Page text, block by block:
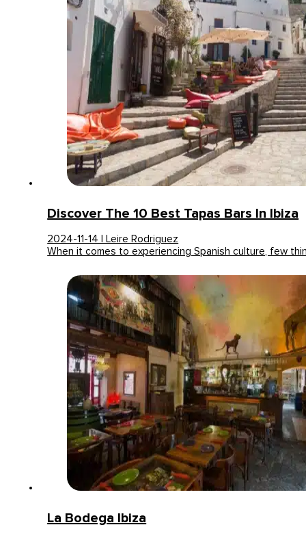
Discover The 10 Best Tapas Bars In Ibiza
2024-11-14 | Leire Rodriguez
When it comes to experiencing Spanish culture, few
La Bodega Ibiza